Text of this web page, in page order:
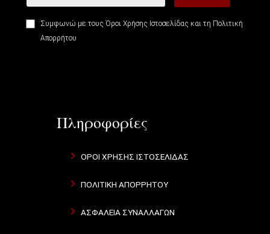
Συμφωνώ με τους Όροι Χρήσης Ιστοσελίδας και τη Πολιτική
Απορρήτου
Πληροφορίες
ΟΡΟΙ ΧΡΗΣΗΣ ΙΣΤΟΣΕΛΙΔΑΣ
ΠΟΛΙΤΙΚΗ ΑΠΟΡΡΗΤΟΥ
ΑΣΦΑΛΕΙΑ ΣΥΝΑΛΛΑΓΩΝ